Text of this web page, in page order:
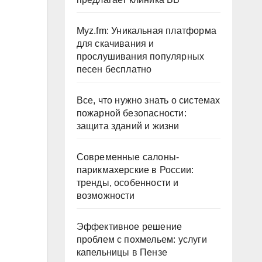
Myz.fm: Уникальная платформа
для скачивания и
прослушивания популярных
песен бесплатно
Все, что нужно знать о системах
пожарной безопасности:
защита зданий и жизни
Современные салоны-
парикмахерские в России:
тренды, особенности и
возможности
Эффективное решение
проблем с похмельем: услуги
капельницы в Пензе